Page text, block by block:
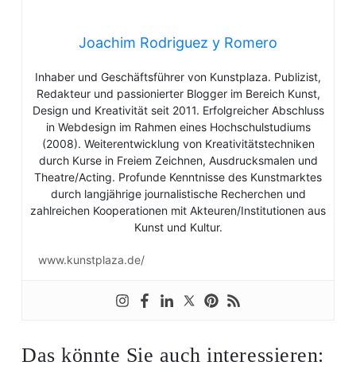
Joachim Rodriguez y Romero
Inhaber und Geschäftsführer von Kunstplaza. Publizist,
Redakteur und passionierter Blogger im Bereich Kunst,
Design und Kreativität seit 2011. Erfolgreicher Abschluss
in Webdesign im Rahmen eines Hochschulstudiums
(2008). Weiterentwicklung von Kreativitätstechniken
durch Kurse in Freiem Zeichnen, Ausdrucksmalen und
Theatre/Acting. Profunde Kenntnisse des Kunstmarktes
durch langjährige journalistische Recherchen und
zahlreichen Kooperationen mit Akteuren/Institutionen aus
Kunst und Kultur.
www.kunstplaza.de/
Das könnte Sie auch interessieren: